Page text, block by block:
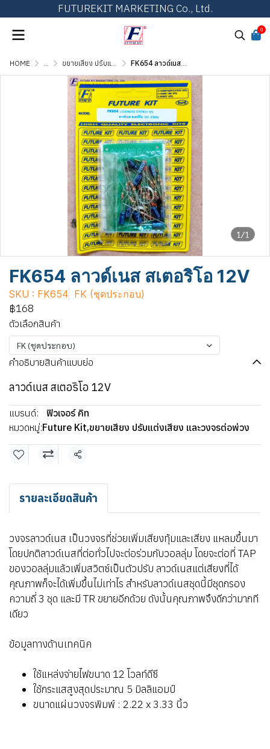
FUTUREKIT MARKETING Co., Ltd.
0
HOME ... ขยายเสียง ปรับแต่งเสียง และวงจรต่อพ่วง FK654 ลาวด์เนส สเตอริโอ 12V
1/1
FK654 ลาวด์เนส สเตอริโอ 12V
SKU : FK654 FK (ชุดประกอบ)
฿168
ตัวเลือกสินค้า
FK (ชุดประกอบ)
คำอธิบายสินค้าแบบย่อ
ลาวด์เนส สเตอริโอ 12V
แบรนด์:
ฟิวเจอร์ คิท
หมวดหมู่:Future Kit,ขยายเสียง ปรับแต่งเสียง และวงจรต่อพ่วง
แชร์
รายละเอียดสินค้า
วงจรลาวด์เนส เป็นวงจรที่ช่วยเพิ่มเสียงทุ้มและเสียง แหลมขึ้นมา
โดยปกติลาวด์เนสที่ต่อทั่วไปจะต่อร่วมกับวอลลุ่ม โดยจะต่อที่ TAP
ของวอลลุ่มแล้วเพิ่มสวิตซ์เป็นตัวปรับ ลาวด์เนสแต่เสียงที่ได้
คุณภาพก็จะได้เพิ่มขึ้นไม่เท่าไร สำหรับลาวด์เนสชุดนี้มีชุดกรอง
ความถี่ 3 ชุด และมี TR ขยายอีกด้วย ดังนั้นคุณภาพจึงดีกว่ามากที
เดียว
ข้อมูลทางด้านเทคนิค
ใช้แหล่งจ่ายไฟขนาด 12 โวลท์ดีซี
ใช้กระแสสูงสุดประมาณ 5 มิลลิแอมป์
ขนาดแผ่นวงจรพิมพ์ : 2.22 x 3.33 นิ้ว